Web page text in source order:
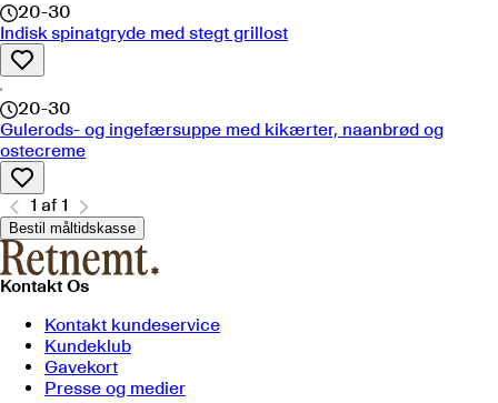
20-30
Indisk spinatgryde med stegt grillost
20-30
Gulerods- og ingefærsuppe med kikærter, naanbrød og
ostecreme
1 af 1
Bestil måltidskasse
Kontakt Os
Kontakt kundeservice
Kundeklub
Gavekort
Presse og medier